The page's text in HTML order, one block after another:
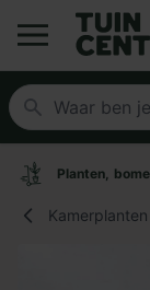
Logo
Planten,
Kamerplanten